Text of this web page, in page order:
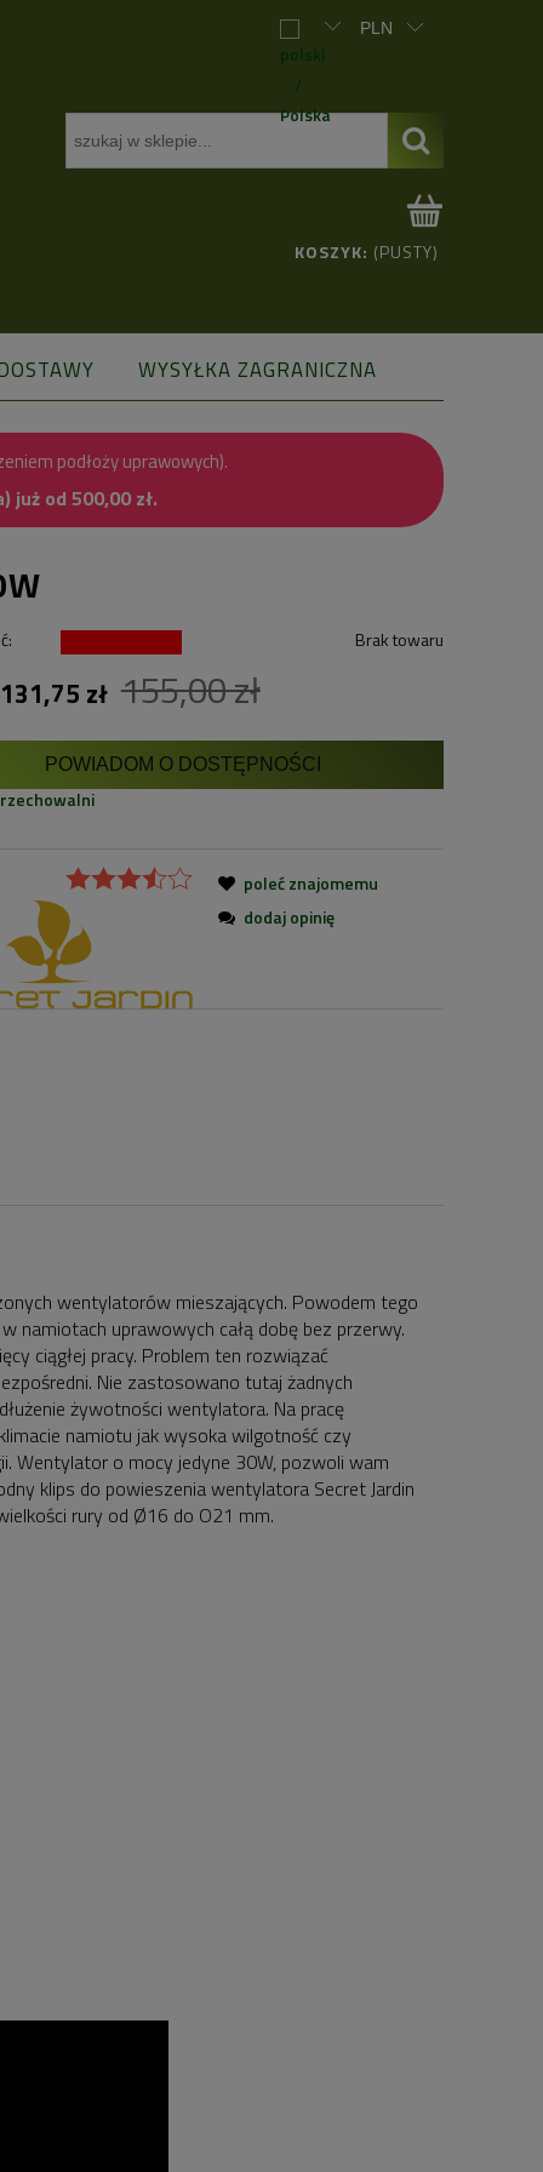
KOSZYK: (PUSTY)
WYSYŁKA ZAGRANICZNA
podłoży uprawowych).
już od 500,00 zł.
Brak towaru
131,75 zł 155,00 zł
POWIADOM O DOSTĘPNOŚCI
poleć znajomemu
dodaj opinię
wentylatorów mieszających. Powodem tego
namiotach uprawowych całą dobę bez przerwy.
ciągłej pracy. Problem ten rozwiązać
Nie zastosowano tutaj żadnych
żywotności wentylatora. Na pracę
namiotu jak wysoka wilgotność czy
Wentylator o mocy jedyne 30W, pozwoli wam
klips do powieszenia wentylatora Secret Jardin
rury od Ø16 do O21 mm.